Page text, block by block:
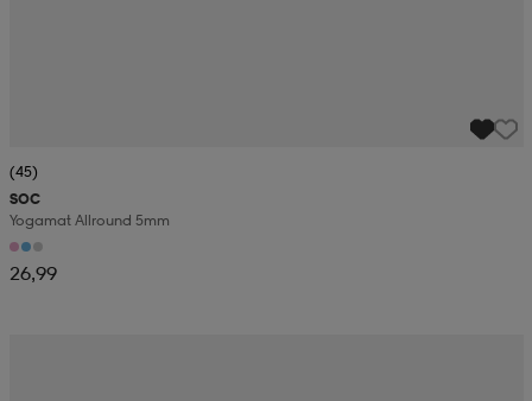
(45)
SOC
Yogamat Allround 5mm
26,99